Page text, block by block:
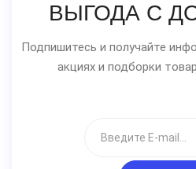
ВЫГОДА С
Подпишитесь и получайте
акциях и подборки